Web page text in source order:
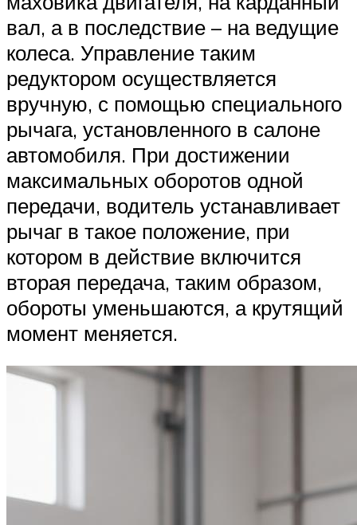
вал, а в последствие – на ведущие
колеса. Управление таким
редуктором осуществляется
вручную, с помощью специального
рычага, установленного в салоне
автомобиля. При достижении
максимальных оборотов одной
передачи, водитель устанавливает
рычаг в такое положение, при
котором в действие включится
вторая передача, таким образом,
обороты уменьшаются, а крутящий
момент меняется.